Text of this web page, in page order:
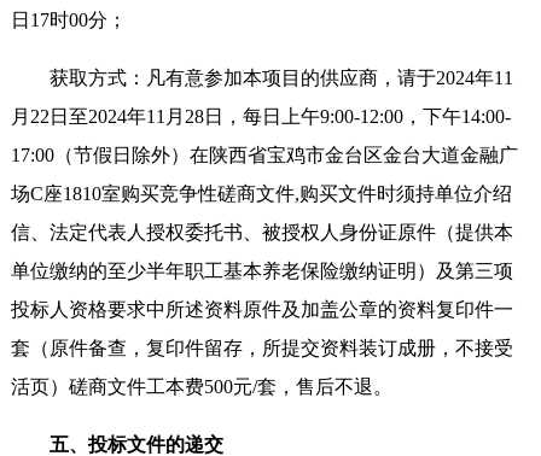
日17时00分；
获取方式：凡有意参加本项目的供应商，请于2024年11
月22日至2024年11月28日，每日上午9:00-12:00，下午14:00-
17:00（节假日除外）在陕西省宝鸡市金台区金台大道金融广
场C座1810室购买竞争性磋商文件,购买文件时须持单位介绍
信、法定代表人授权委托书、被授权人身份证原件（提供本
单位缴纳的至少半年职工基本养老保险缴纳证明）及第三项
投标人资格要求中所述资料原件及加盖公章的资料复印件一
套（原件备查，复印件留存，所提交资料装订成册，不接受
活页）磋商文件工本费500元/套，售后不退。
五、投标文件的递交